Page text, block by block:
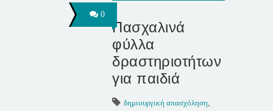
0
Πασχαλινά
φύλλα
δραστηριοτήτων
για παιδιά
δημιουργική απασχόληση,